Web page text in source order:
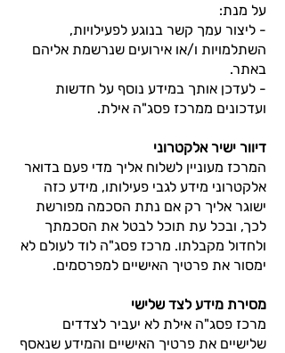
על מנת:
- ליצור עמך קשר בנוגע לפעילויות,
השתלמויות ו/או אירועים שנרשמת אליהם
באתר.
- לעדכן אותך במידע נוסף על חדשות
ועדכונים ממרכז פסג"ה אילת.
דיוור ישיר אלקטרוני
המרכז מעוניין לשלוח אליך מדי פעם בדואר
אלקטרוני מידע לגבי פעילותו, מידע כזה
ישוגר אליך רק אם נתת הסכמה מפורשת
לכך, ובכל עת תוכל לבטל את הסכמתך
ולחדול מקבלתו. מרכז פסג"ה לוד לעולם לא
ימסור את פרטיך האישיים למפרסמים.
מסירת מידע לצד שלישי
מרכז פסג"ה אילת לא יעביר לצדדים
שלישיים את פרטיך האישיים והמידע שנאסף